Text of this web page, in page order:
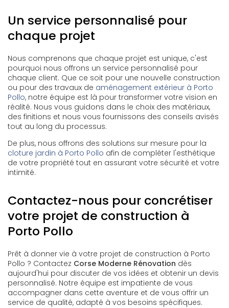
Un service personnalisé pour
chaque projet
Nous comprenons que chaque projet est unique, c'est
pourquoi nous offrons un service personnalisé pour
chaque client. Que ce soit pour une nouvelle construction
ou pour des travaux de aménagement extérieur à Porto
Pollo, notre équipe est là pour transformer votre vision en
réalité. Nous vous guidons dans le choix des matériaux,
des finitions et nous vous fournissons des conseils avisés
tout au long du processus.
De plus, nous offrons des solutions sur mesure pour la
cloture jardin à Porto Pollo afin de compléter l'esthétique
de votre propriété tout en assurant votre sécurité et votre
intimité.
Contactez-nous pour concrétiser
votre projet de construction à
Porto Pollo
Prêt à donner vie à votre projet de construction à Porto
Pollo ? Contactez Corse Moderne Rénovation dès
aujourd'hui pour discuter de vos idées et obtenir un devis
personnalisé. Notre équipe est impatiente de vous
accompagner dans cette aventure et de vous offrir un
service de qualité, adapté à vos besoins spécifiques.